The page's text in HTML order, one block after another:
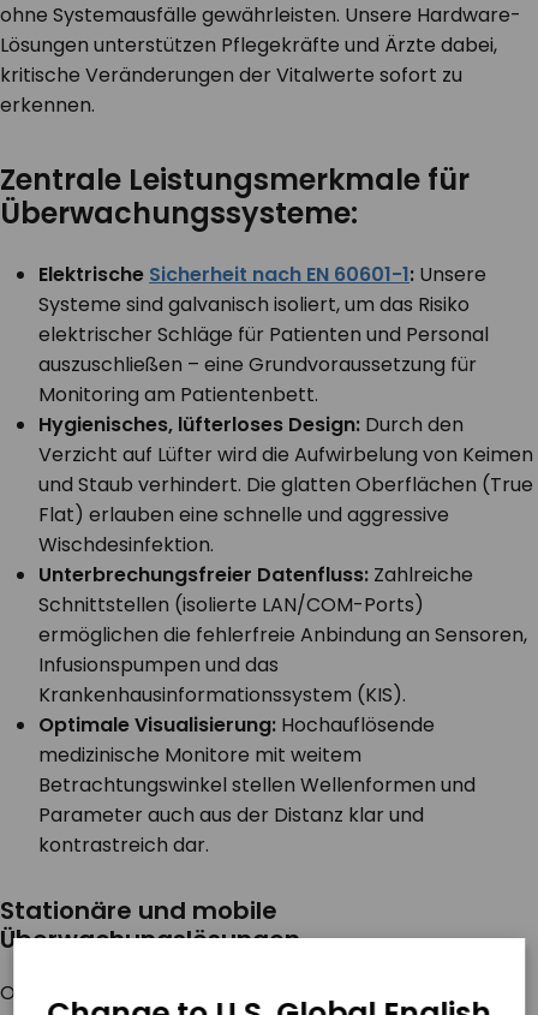
ohne Systemausfälle gewährleisten. Unsere Hardware-
Lösungen unterstützen Pflegekräfte und Ärzte dabei,
kritische Veränderungen der Vitalwerte sofort zu
erkennen.
Zentrale Leistungsmerkmale für
Überwachungssysteme:
Elektrische Sicherheit nach EN 60601-1: Unsere
Systeme sind galvanisch isoliert, um das Risiko
elektrischer Schläge für Patienten und Personal
auszuschließen – eine Grundvoraussetzung für
Monitoring am Patientenbett.
Hygienisches, lüfterloses Design: Durch den
Verzicht auf Lüfter wird die Aufwirbelung von Keimen
und Staub verhindert. Die glatten Oberflächen (True
Flat) erlauben eine schnelle und aggressive
Wischdesinfektion.
Unterbrechungsfreier Datenfluss: Zahlreiche
Schnittstellen (isolierte LAN/COM-Ports)
ermöglichen die fehlerfreie Anbindung an Sensoren,
Infusionspumpen und das
Krankenhausinformationssystem (KIS).
Optimale Visualisierung: Hochauflösende
medizinische Monitore mit weitem
Betrachtungswinkel stellen Wellenformen und
Parameter auch aus der Distanz klar und
kontrastreich dar.
Stationäre und mobile
Überwachungslösungen
Ob als fest installierte Zentrale am